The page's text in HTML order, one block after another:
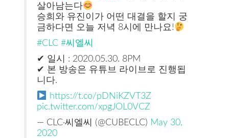
살아남는다
승희와 유진이가 어떤 대결을 할지 궁
금하다면 오늘 저녁 8시에 만나요!
#CLC #씨엘씨
✔ 일시 : 2020.05.30. 8PM
✔ 본 방송은 유튜브 라이브로 진행됩
니다.
https://t.co/pDNiKZVT3Z
pic.twitter.com/xpgJOL0VCZ
— CLC·씨엘씨 (@CUBECLC) May 30,
2020